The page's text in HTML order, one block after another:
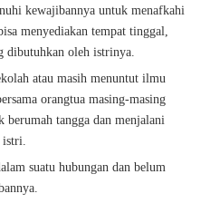
kewajibannya untuk menafkahi
menyediakan tempat tinggal,
dibutuhkan oleh istrinya.
atau masih menuntut ilmu
orangtua masing-masing
berumah tangga dan menjalani
istri.
suatu hubungan dan belum